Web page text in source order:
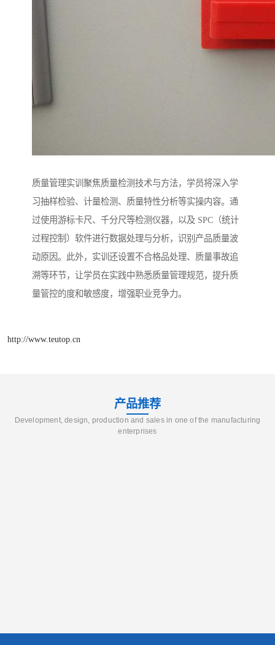
质量管理实训聚焦质量检测技术与方法，学员将深入学
习抽样检验、计量检测、质量特性分析等实操内容。通
过使用游标卡尺、千分尺等检测仪器，以及 SPC（统计
过程控制）软件进行数据处理与分析，识别产品质量波
动原因。此外，实训还设置不合格品处理、质量事故追
溯等环节，让学员在实践中熟悉质量管理规范，提升质
量管控的度和敏感度，增强职业竞争力。​
http://www.teutop.cn
产品推荐
Development, design, production and sales in one of the manufacturing
enterprises